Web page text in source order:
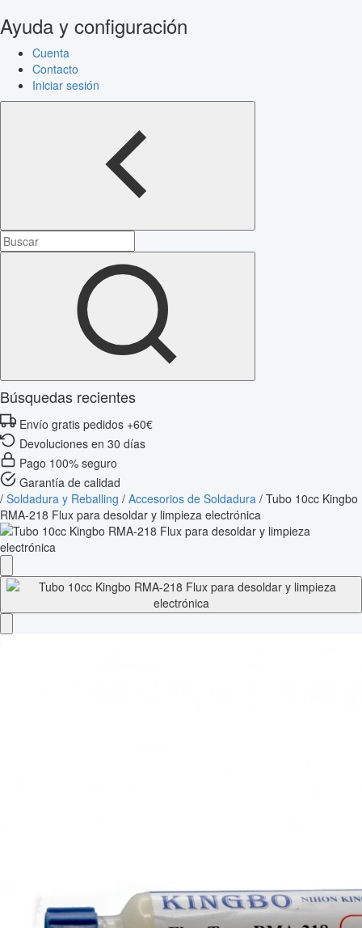
Ayuda y configuración
Cuenta
Contacto
Iniciar sesión
Búsquedas recientes
Envío gratis pedidos +60€
Devoluciones en 30 días
Pago 100% seguro
Garantía de calidad
/ Soldadura y Reballing / Accesorios de Soldadura / Tubo 10cc Kingbo
RMA-218 Flux para desoldar y limpieza electrónica